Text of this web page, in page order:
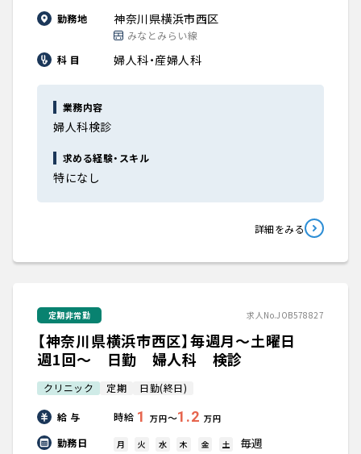
勤務地 神奈川県横浜市西区
みなとみらい線
科 目
婦人科・産婦人科
業務内容
婦人科検診
求める経験・スキル
特になし
詳細をみる
定期非常勤 求人No.JOB578827
【神奈川県横浜市西区】毎週月～土曜日
週1回～ 日勤 婦人科 検診
クリニック 定期 日勤(終日)
給 与 時給 1 万円〜1.2 万円
勤務日 月 火 水 木 金 土 毎週